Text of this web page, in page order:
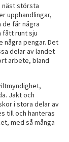
näst största
upphandlingar,
de får några
fått runt sju
några pengar. Det
delar av landet
arbete, bland
Jakt och
i stora delar av
till och hanteras
med så många